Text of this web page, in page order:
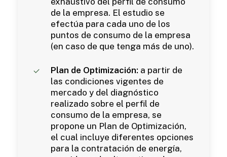
de la empresa. El estudio se
efectúa para cada uno de los
puntos de consumo de la empresa
(en caso de que tenga más de uno).
Plan de Optimización: a partir de
las condiciones vigentes de
mercado y del diagnóstico
realizado sobre el perfil de
consumo de la empresa, se
propone un Plan de Optimización,
el cual incluye diferentes opciones
para la contratación de energía,